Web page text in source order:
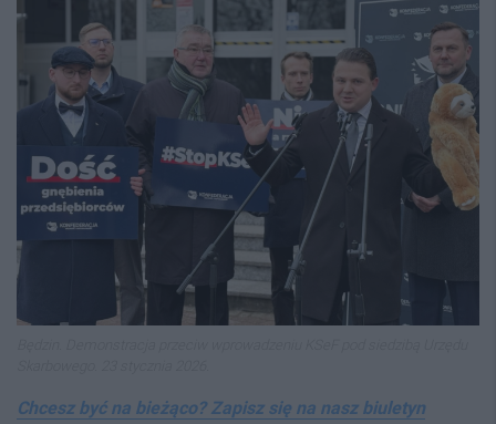
Chcesz być na bieżąco? Zapisz się na nasz biuletyn